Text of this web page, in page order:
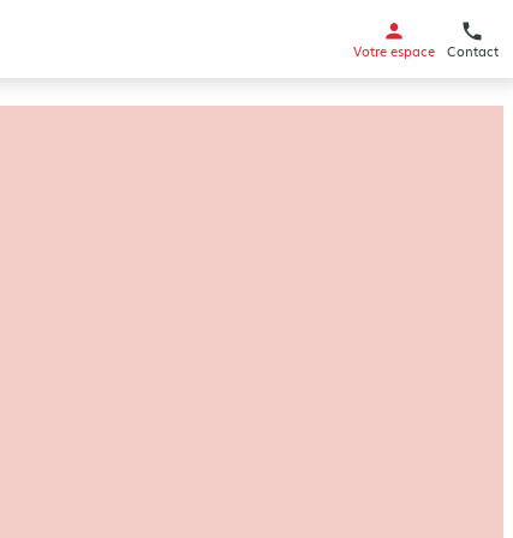
Contact
Votre espace